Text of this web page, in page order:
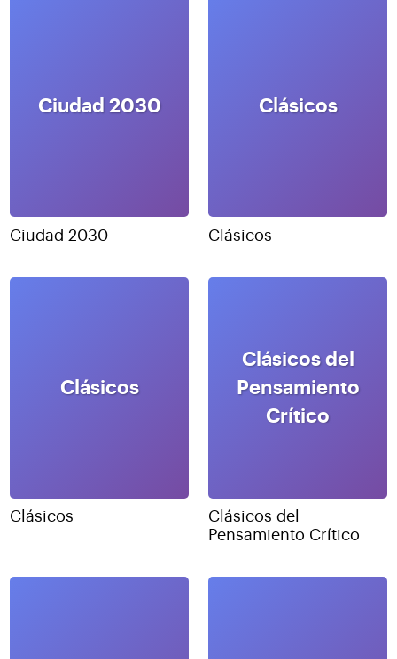
Ciudad 2030
Ciudad 2030
Clásicos
Clásicos
Clásicos
Clásicos
Clásicos del
Pensamiento
Crítico
Clásicos del
Pensamiento Crítico